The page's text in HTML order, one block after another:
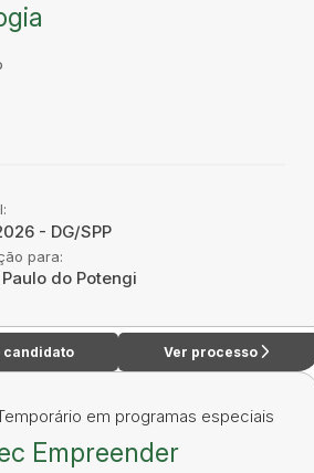
- DG/SPP
para:
do Potengi
candidato Ver processo arrow_forward_ios
em programas especiais
Empreender